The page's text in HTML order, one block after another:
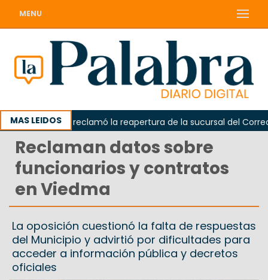
MENU
MAS LEIDOS
Odarda reclamó la reapertura de la sucursal del Correo
Reclaman datos sobre
funcionarios y contratos
en Viedma
La oposición cuestionó la falta de respuestas
del Municipio y advirtió por dificultades para
acceder a información pública y decretos
oficiales